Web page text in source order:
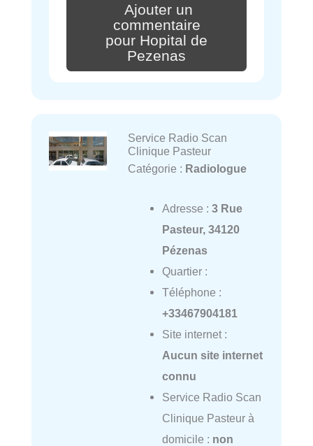
Ajouter un
commentaire
pour Hopital de
Pezenas
Service Radio Scan
Clinique Pasteur
Catégorie : Radiologue
Adresse : 3 Rue
Pasteur, 34120
Pézenas
Quartier :
Téléphone :
+33467904181
Site internet :
Aucun site internet
connu
Service Radio Scan
Clinique Pasteur à
domicile : non